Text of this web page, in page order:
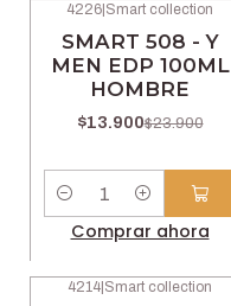
4226 Smart collection
SMART 508 - Y
MEN EDP 100ML
HOMBRE
$13.900$23.900
Comprar ahora
4214 Smart collection